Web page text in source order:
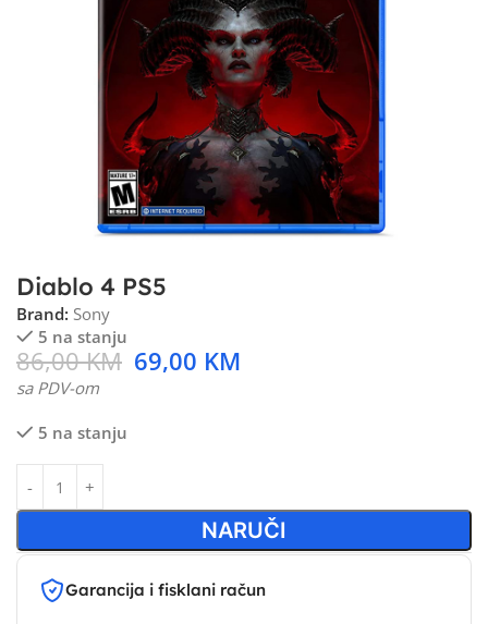
Diablo 4 PS5
Brand: Sony
5 na stanju
86,00KM 69,00 KM
sa PDV-om
5 na stanju
NARUČI
Garancija i fisklani račun